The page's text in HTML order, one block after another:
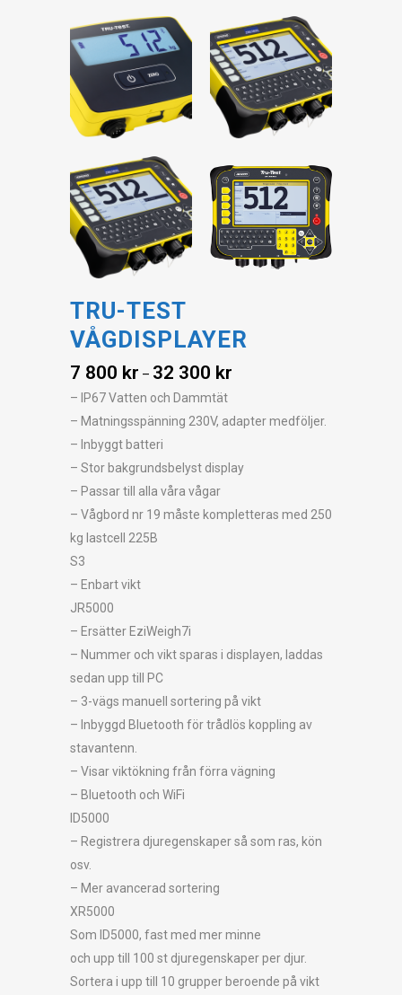
TRU-TEST
VÅGDISPLAYER
7 800 kr – 32 300 kr
– IP67 Vatten och Dammtät
– Matningsspänning 230V, adapter medföljer.
– Inbyggt batteri
– Stor bakgrundsbelyst display
– Passar till alla våra vågar
– Vågbord nr 19 måste kompletteras med 250
kg lastcell 225B
S3
– Enbart vikt
JR5000
– Ersätter EziWeigh7i
– Nummer och vikt sparas i displayen, laddas
sedan upp till PC
– 3-vägs manuell sortering på vikt
– Inbyggd Bluetooth för trådlös koppling av
stavantenn.
– Visar viktökning från förra vägning
– Bluetooth och WiFi
ID5000
– Registrera djuregenskaper så som ras, kön
osv.
– Mer avancerad sortering
XR5000
Som ID5000, fast med mer minne
och upp till 100 st djuregenskaper per djur.
Sortera i upp till 10 grupper beroende på vikt